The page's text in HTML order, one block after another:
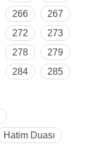
266
267
272
273
278
279
284
285
Hatim Duası